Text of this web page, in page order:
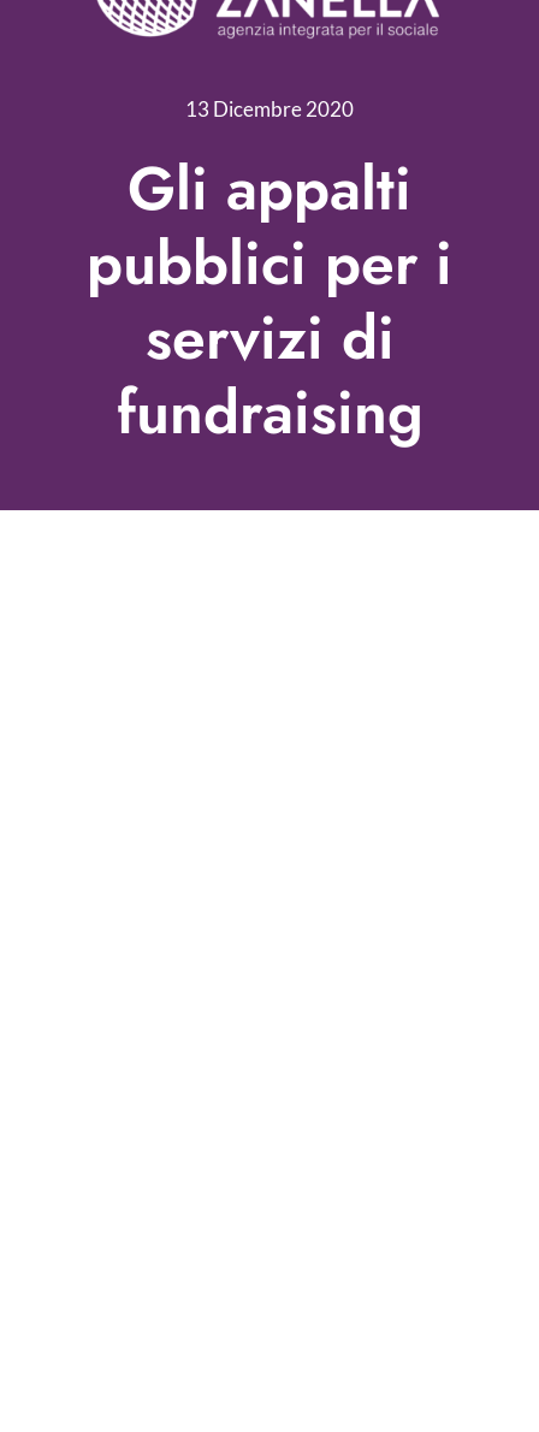
Servizi
Nonprofit Blog
Fundraising Academy
Multimedia
Come contattarci
13 Dicembre 2020
Gli appalti
pubblici per i
servizi di
fundraising